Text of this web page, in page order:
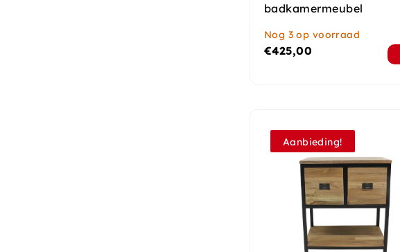
badkamermeubel
Nog 3 op voorraad
€425,00
Aanbieding!